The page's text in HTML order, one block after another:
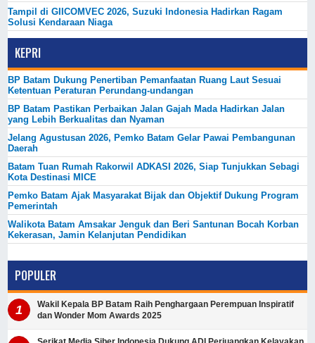
Tampil di GIICOMVEC 2026, Suzuki Indonesia Hadirkan Ragam
Solusi Kendaraan Niaga
KEPRI
BP Batam Dukung Penertiban Pemanfaatan Ruang Laut Sesuai
Ketentuan Peraturan Perundang-undangan
BP Batam Pastikan Perbaikan Jalan Gajah Mada Hadirkan Jalan
yang Lebih Berkualitas dan Nyaman
Jelang Agustusan 2026, Pemko Batam Gelar Pawai Pembangunan
Daerah
Batam Tuan Rumah Rakorwil ADKASI 2026, Siap Tunjukkan Sebagi
Kota Destinasi MICE
Pemko Batam Ajak Masyarakat Bijak dan Objektif Dukung Program
Pemerintah
Walikota Batam Amsakar Jenguk dan Beri Santunan Bocah Korban
Kekerasan, Jamin Kelanjutan Pendidikan
POPULER
Wakil Kepala BP Batam Raih Penghargaan Perempuan Inspiratif
dan Wonder Mom Awards 2025